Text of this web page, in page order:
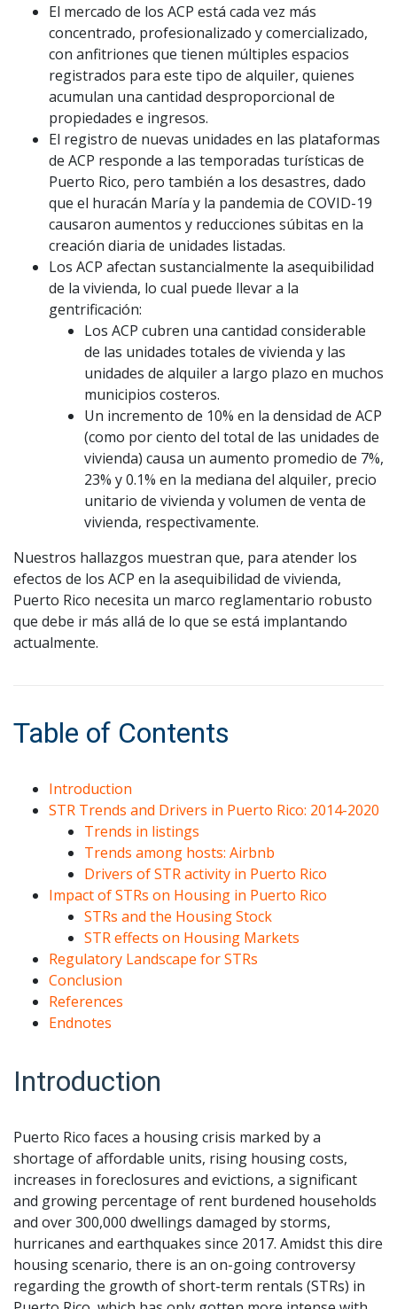
El mercado de los ACP está cada vez más
concentrado, profesionalizado y comercializado,
con anfitriones que tienen múltiples espacios
registrados para este tipo de alquiler, quienes
acumulan una cantidad desproporcional de
propiedades e ingresos.
El registro de nuevas unidades en las plataformas
de ACP responde a las temporadas turísticas de
Puerto Rico, pero también a los desastres, dado
que el huracán María y la pandemia de COVID-19
causaron aumentos y reducciones súbitas en la
creación diaria de unidades listadas.
Los ACP afectan sustancialmente la asequibilidad
de la vivienda, lo cual puede llevar a la
gentrificación:
Los ACP cubren una cantidad considerable
de las unidades totales de vivienda y las
unidades de alquiler a largo plazo en muchos
municipios costeros.
Un incremento de 10% en la densidad de ACP
(como por ciento del total de las unidades de
vivienda) causa un aumento promedio de 7%,
23% y 0.1% en la mediana del alquiler, precio
unitario de vivienda y volumen de venta de
vivienda, respectivamente.
Nuestros hallazgos muestran que, para atender los
efectos de los ACP en la asequibilidad de vivienda,
Puerto Rico necesita un marco reglamentario robusto
que debe ir más allá de lo que se está implantando
actualmente.
Table of Contents
Introduction
STR Trends and Drivers in Puerto Rico: 2014-2020
Trends in listings
Trends among hosts: Airbnb
Drivers of STR activity in Puerto Rico
Impact of STRs on Housing in Puerto Rico
STRs and the Housing Stock
STR effects on Housing Markets
Regulatory Landscape for STRs
Conclusion
References
Endnotes
Introduction
Puerto Rico faces a housing crisis marked by a
shortage of affordable units, rising housing costs,
increases in foreclosures and evictions, a significant
and growing percentage of rent burdened households
and over 300,000 dwellings damaged by storms,
hurricanes and earthquakes since 2017. Amidst this dire
housing scenario, there is an on-going controversy
regarding the growth of short-term rentals (STRs) in